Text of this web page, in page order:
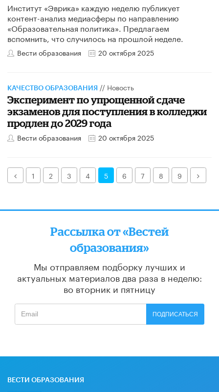
Институт «Эврика» каждую неделю публикует
контент-анализ медиасферы по направлению
«Образовательная политика». Предлагаем
вспомнить, что случилось на прошлой неделе.
Вести образования 20 октября 2025
КАЧЕСТВО ОБРАЗОВАНИЯ // Новость
Эксперимент по упрощенной сдаче
экзаменов для поступления в колледжи
продлен до 2029 года
Вести образования 20 октября 2025
Назад1 2 3 4 5 6 7 8 9 Далее
Рассылка от «Вестей
образования»
Мы отправляем подборку лучших и
актуальных материалов два раза в неделю:
во вторник и пятницу
ПОДПИСАТЬСЯ
ВЕСТИ ОБРАЗОВАНИЯ